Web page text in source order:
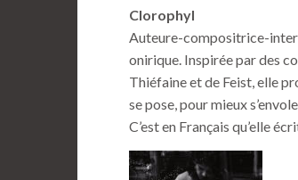
Clorophyl
Auteure-compositrice-
onirique. Inspirée par des
Thiéfaine et de Feist, elle
se pose, pour mieux
C’est en Français qu’elle